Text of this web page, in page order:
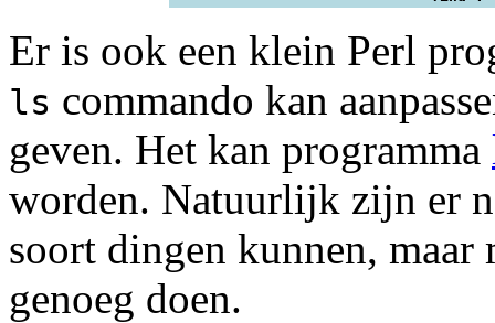
Er is ook een klein Perl
ls commando kan
geven. Het kan programma
worden. Natuurlijk zijn er
soort dingen kunnen, maar
genoeg doen.